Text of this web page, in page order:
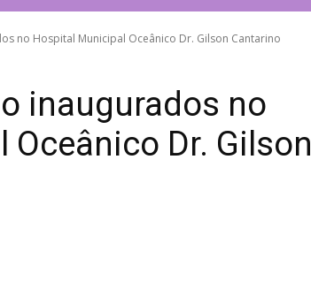
no Hospital Municipal Oceânico Dr. Gilson Cantarino
inaugurados no
Dr. Gilson